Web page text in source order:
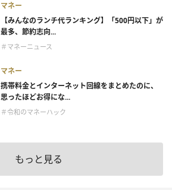
マネー
【みんなのランチ代ランキング】「500円以下」が
最多、節約志向...
＃マネーニュース
マネー
携帯料金とインターネット回線をまとめたのに、
思ったほどお得にな...
＃令和のマネーハック
もっと見る